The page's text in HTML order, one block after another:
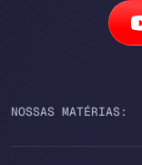
NOSSAS MATÉRIAS: